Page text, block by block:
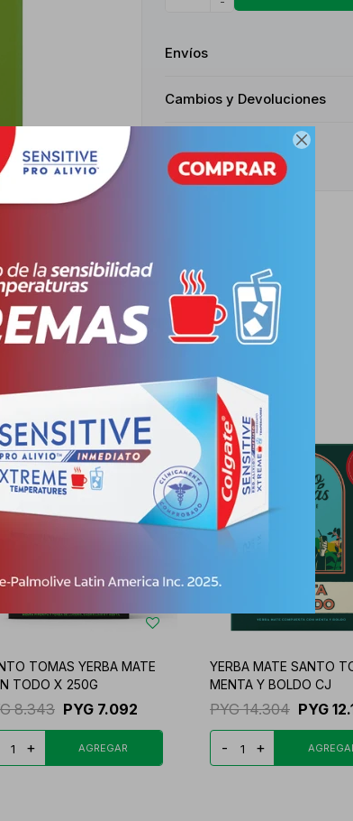

Envíos
Cambios y Devoluciones
que te pueden interesar
TOMAS YERBA MATE
TODO X 250G
8.343 PYG 7.092
+
YERBA MATE SANTO
MENTA Y BOLDO CJ
PYG 14.304 PYG
- +